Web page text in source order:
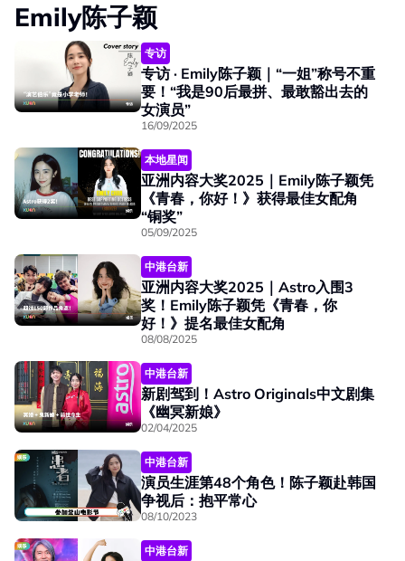
Emily陈子颖
专访
专访 · Emily陈子颖｜“一姐”称号不重
要！“我是90后最拼、最敢豁出去的
女演员”
16/09/2025
本地星闻
亚洲内容大奖2025｜Emily陈子颖凭
《青春，你好！》获得最佳女配角
“铜奖”
05/09/2025
中港台新
亚洲内容大奖2025｜Astro入围3
奖！Emily陈子颖凭《青春，你
好！》提名最佳女配角
08/08/2025
中港台新
新剧驾到！Astro Originals中文剧集
《幽冥新娘》
02/04/2025
中港台新
演员生涯第48个角色！陈子颖赴韩国
争视后：抱平常心
08/10/2023
中港台新